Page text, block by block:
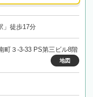
」徒歩17分
町３-3-33 PS第三ビル8階
地図